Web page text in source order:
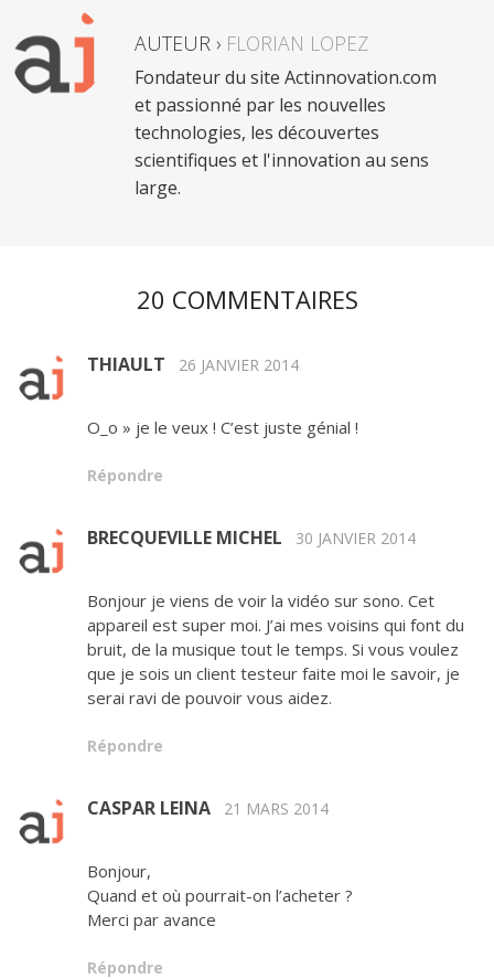
AUTEUR › FLORIAN LOPEZ
Fondateur du site Actinnovation.com
et passionné par les nouvelles
technologies, les découvertes
scientifiques et l'innovation au sens
large.
20 COMMENTAIRES
THIAULT 26 JANVIER 2014
O_o » je le veux ! C’est juste génial !
Répondre
BRECQUEVILLE MICHEL 30 JANVIER 2014
Bonjour je viens de voir la vidéo sur sono. Cet
appareil est super moi. J’ai mes voisins qui font du
bruit, de la musique tout le temps. Si vous voulez
que je sois un client testeur faite moi le savoir, je
serai ravi de pouvoir vous aidez.
Répondre
CASPAR LEINA 21 MARS 2014
Bonjour,
Quand et où pourrait-on l’acheter ?
Merci par avance
Répondre